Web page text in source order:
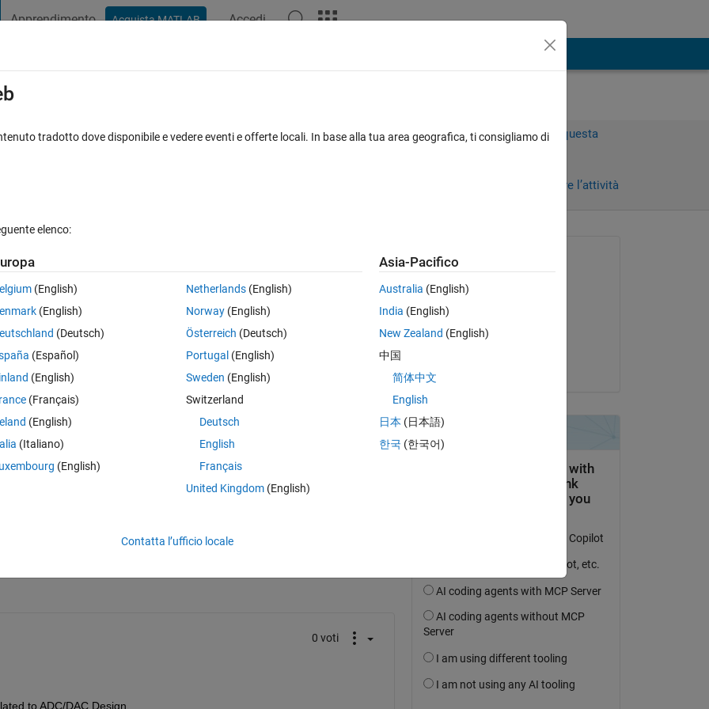
Apprendimento Acquista MATLAB Accedi
Analog in Simulink
Accedi per rispondere a questa
Accedi per seguire l’attività
0 voti
to Digital and Digital to Analog in Simulink.
0 voti
to ADC/DAC Design.
Richiesto:
il 3 Dic 2021
Modificato:
tradotto dove disponibile e vedere eventi e offerte locali. In base alla tua area geografica, ti consigliamo di
elenco:
(English)
(English)
(Deutsch)
(Español)
(English)
(Français)
(English)
(Italiano)
(English)
Netherlands(English)
Norway(English)
Österreich (Deutsch)
Portugal (English)
Sweden (English)
Switzerland
Deutsch
English
Français
United Kingdom(English)
Asia-Pacifico
Australia (English)
India (English)
New Zealand (English)
中国
简体中文
English
日本 (日本語)
한국 (한국어)
Contatta l’ufficio locale